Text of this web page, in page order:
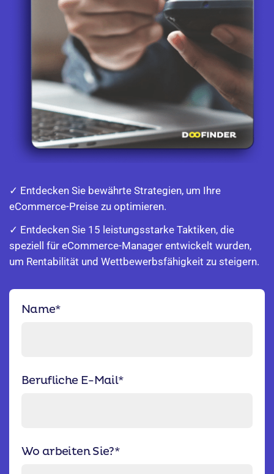
✓ Entdecken Sie bewährte Strategien, um Ihre
eCommerce-Preise zu optimieren.
✓ Entdecken Sie 15 leistungsstarke Taktiken, die
speziell für eCommerce-Manager entwickelt wurden,
um Rentabilität und Wettbewerbsfähigkeit zu steigern.
Name*
Berufliche E-Mail*
Wo arbeiten Sie?*